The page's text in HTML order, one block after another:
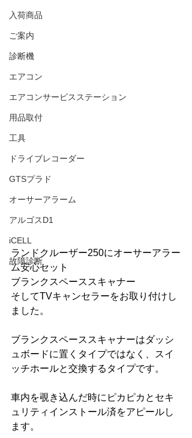
入荷商品
ご案内
診断機
エアコン
エアコンサービスステーション
用品取付
工具
ドライブレコーダー
GTSプラド
オーサーアラーム
アルゴスD1
iCELL
故障診断
ランドクルーザー250にオーサーアラー
ム安心セット
ブランクスペーススキャナー
そしてTVキャンセラーをお取り付けし
ました。
ブランクスペーススキャナーはダッシ
ュボードに置くタイプではなく、スイ
ッチホールと交換するタイプです。
車内を覗き込んだ時にピカピカとセキ
ュリティインストール済をアピールし
ます。